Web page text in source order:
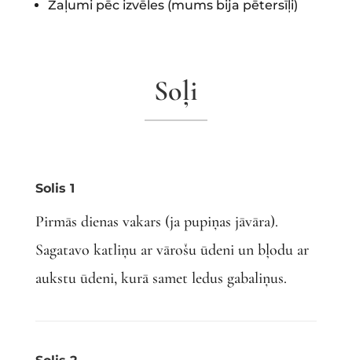
Zaļumi pēc izvēles (mums bija pētersīļi)
Soļi
Solis 1
Pirmās dienas vakars (ja pupiņas jāvāra).
Sagatavo katliņu ar vārošu ūdeni un bļodu ar
aukstu ūdeni, kurā samet ledus gabaliņus.